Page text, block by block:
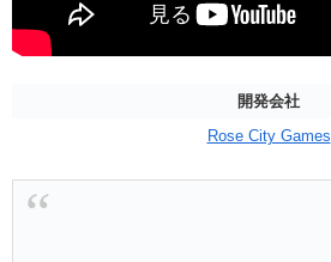
開発会社
Rose City Games